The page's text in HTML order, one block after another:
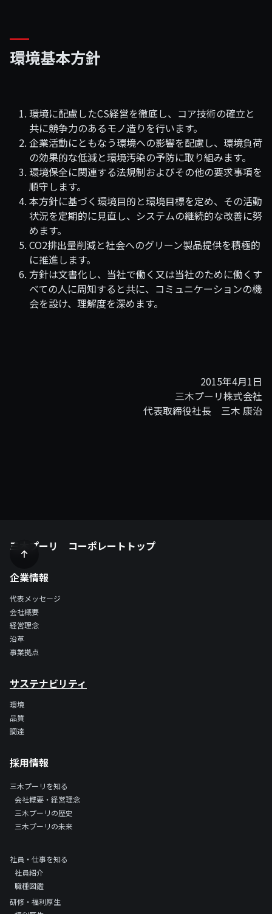
環境基本方針
環境に配慮したCS経営を徹底し、コア技術の確立と
共に競争力のあるモノ造りを行います。
企業活動にともなう環境への影響を配慮し、環境負荷
の効果的な低減と環境汚染の予防に取り組みます。
環境保全に関連する法規制およびその他の要求事項を
順守します。
本方針に基づく環境目的と環境目標を定め、その活動
状況を定期的に見直し、システムの継続的な改善に努
めます。
CO2排出量削減と社会へのグリーン製品提供を積極的
に推進します。
方針は文書化し、当社で働く又は当社のために働くす
べての人に周知すると共に、コミュニケーションの機
会を設け、理解度を深めます。
2015年4月1日
三木プーリ株式会社
代表取締役社長 三木 康治
三木プーリ コーポレートトップ
企業情報
代表メッセージ
会社概要
経営理念
沿革
事業拠点
サステナビリティ
環境
品質
調達
採用情報
三木プーリを知る
会社概要・経営理念
三木プーリの歴史
三木プーリの未来
社員・仕事を知る
社員紹介
職種図鑑
研修・福利厚生